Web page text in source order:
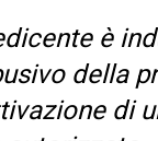
è
della
di